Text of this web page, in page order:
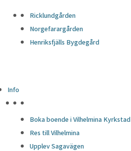
Ricklundgården
Norgefarargården
Henriksfjälls Bygdegård
Info
Boka boende i Vilhelmina Kyrkstad
Res till Vilhelmina
Upplev Sagavägen